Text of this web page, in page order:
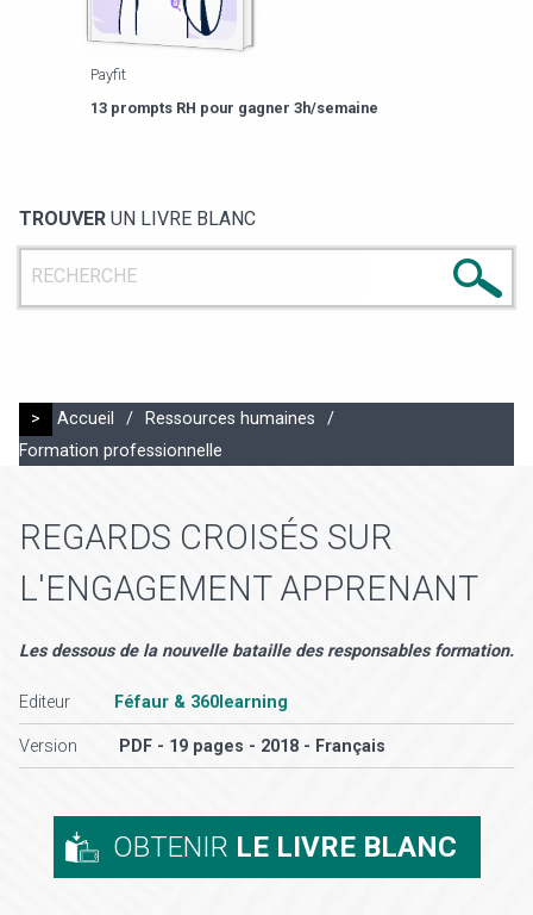
Payfit
13 prompts RH pour gagner 3h/semaine
TROUVER UN LIVRE BLANC
> Accueil / Ressources humaines
/
Formation professionnelle
REGARDS CROISÉS SUR
L'ENGAGEMENT APPRENANT
Les dessous de la nouvelle bataille des responsables formation.
Editeur Féfaur & 360learning
Version PDF - 19 pages - 2018 - Français
OBTENIR LE LIVRE BLANC